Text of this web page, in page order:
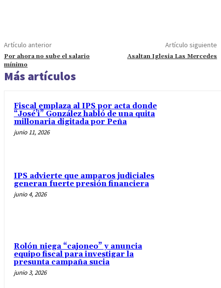
Artículo anterior
Por ahora no sube el salario
mínimo
Artículo siguiente
Asaltan Iglesia Las Mercedes
Más artículos
Fiscal emplaza al IPS por acta donde
“José’i” González habló de una quita
millonaria digitada por Peña
junio 11, 2026
IPS advierte que amparos judiciales
generan fuerte presión financiera
junio 4, 2026
Rolón niega “cajoneo” y anuncia
equipo fiscal para investigar la
presunta campaña sucia
junio 3, 2026